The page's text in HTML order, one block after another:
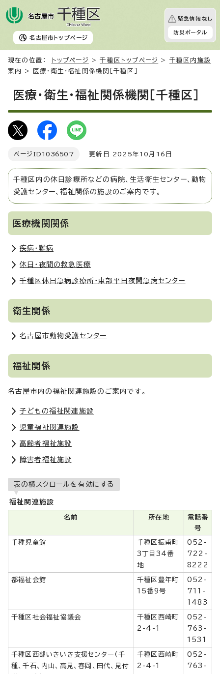
名古屋市 トップページ
緊急情報なし
防災ポータル
現在の位置： トップページ >千種区トップページ > 千種区内施設
案内
> 医療・衛生・福祉関係機関［千種区］
医療・衛生・福祉関係機関［千種区］
ページID 1036507 更新日 2025年10月16日
千種区内の休日診療所などの病院、生活衛生センター、動物
愛護センター、福祉関係の施設のご案内です。
医療機関関係
疾病・難病
休日・夜間の救急医療
千種区休日急病診療所・東部平日夜間急病センター
衛生関係
名古屋市動物愛護センター
福祉関係
名古屋市内の福祉関連施設のご案内です。
子どもの福祉関連施設
児童福祉関連施設
高齢者福祉施設
障害者福祉施設
表の横スクロールを有効にする
福祉関連施設
名前 所在地
電話番
号
千種児童館
千種区振甫町
3丁目34番
地
052-
722-
8222
都福祉会館
千種区豊年町
15番9号
052-
711-
1483
千種区社会福祉協議会
千種区西崎町
2-4-1
052-
763-
1531
千種区西部いきいき支援センター（千
種、千石、内山、高見、春岡、田代、見付
千種区西崎町
2-4-1
052-
763-